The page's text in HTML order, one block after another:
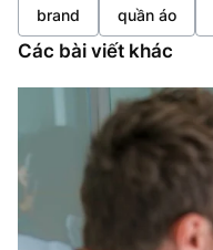
brand quần áo
Các bài viết khác